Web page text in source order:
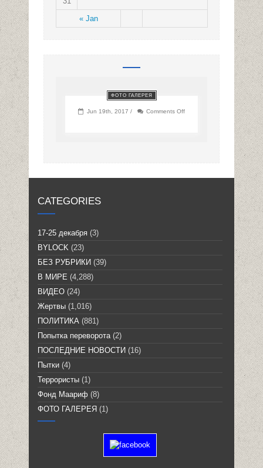
« Jan
ФОТО ГАЛЕРЕЯ
Jun 19th, 2017 / Comments Off
CATEGORIES
17-25 декабря (3)
BYLOCK (23)
БЕЗ РУБРИКИ (39)
В МИРЕ (4,288)
ВИДЕО (24)
Жертвы (1,016)
ПОЛИТИКА (881)
Попытка переворота (2)
ПОСЛЕДНИЕ НОВОСТИ (16)
Пытки (4)
Террористы (1)
Фонд Маариф (8)
ФОТО ГАЛЕРЕЯ (1)